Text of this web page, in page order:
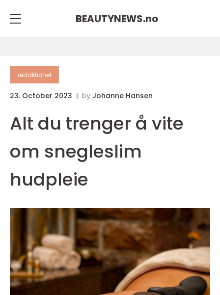
BEAUTYNEWS.no
redaktionel
23. October 2023 by Johanne Hansen
Alt du trenger å vite
om snegleslim
hudpleie